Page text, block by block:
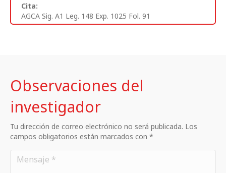
Cita:
AGCA Sig. A1 Leg. 148 Exp. 1025 Fol. 91
Observaciones del
investigador
Tu dirección de correo electrónico no será publicada. Los
campos obligatorios están marcados con *